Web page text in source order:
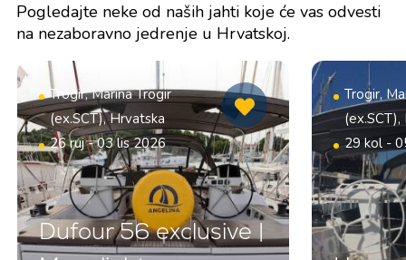
Pogledajte neke od naših jahti koje će vas odvesti
na nezaboravno jedrenje u Hrvatskoj.
Trogir, Marina Trogir
(ex.SCT), Hrvatska
26 ruj - 03 lis 2026
Dufour 56 exclusive |
Trogir,
29 kol -